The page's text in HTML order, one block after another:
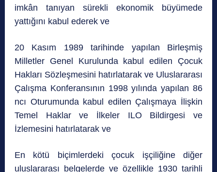
imkân tanıyan sürekli ekonomik büyümede
yattığını kabul ederek ve
20 Kasım 1989 tarihinde yapılan Birleşmiş
Milletler Genel Kurulunda kabul edilen Çocuk
Hakları Sözleşmesini hatırlatarak ve Uluslararası
Çalışma Konferansının 1998 yılında yapılan 86
ncı Oturumunda kabul edilen Çalışmaya İlişkin
Temel Haklar ve İlkeler ILO Bildirgesi ve
İzlemesini hatırlatarak ve
En kötü biçimlerdeki çocuk işçiliğine diğer
uluslararası belgelerde ve özellikle 1930 tarihli